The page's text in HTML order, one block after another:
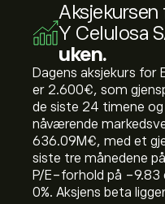
Aksjekursen
Y Celulosa
uken.
Dagens aksjekurs for
er 2.600‎€‎, som
de siste 24 timene og
nåværende
636.09M‎€‎, med et
siste tre månedene
P/E-forhold på -9.83
0%. Aksjens beta